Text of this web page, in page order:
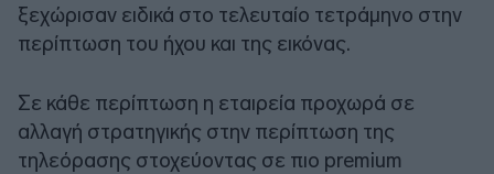
ξεχώρισαν ειδικά στο τελευταίο τετράμηνο στην
περίπτωση του ήχου και της εικόνας.
Σε κάθε περίπτωση η εταιρεία προχωρά σε
αλλαγή στρατηγικής στην περίπτωση της
τηλεόρασης στοχεύοντας σε πιο premium